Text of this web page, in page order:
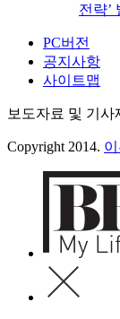
전략’
PC버전
공지사항
사이트맵
보도자료 및 기사
Copyright 2014.